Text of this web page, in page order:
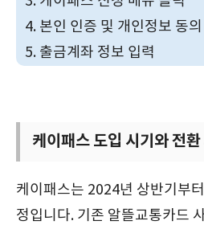
본인 인증 및 개인정보 동의
출금계좌 정보 입력
케이패스 도입 시기와 전환
케이패스는 2024년 상반기부
정입니다. 기존 알뜰교통카드